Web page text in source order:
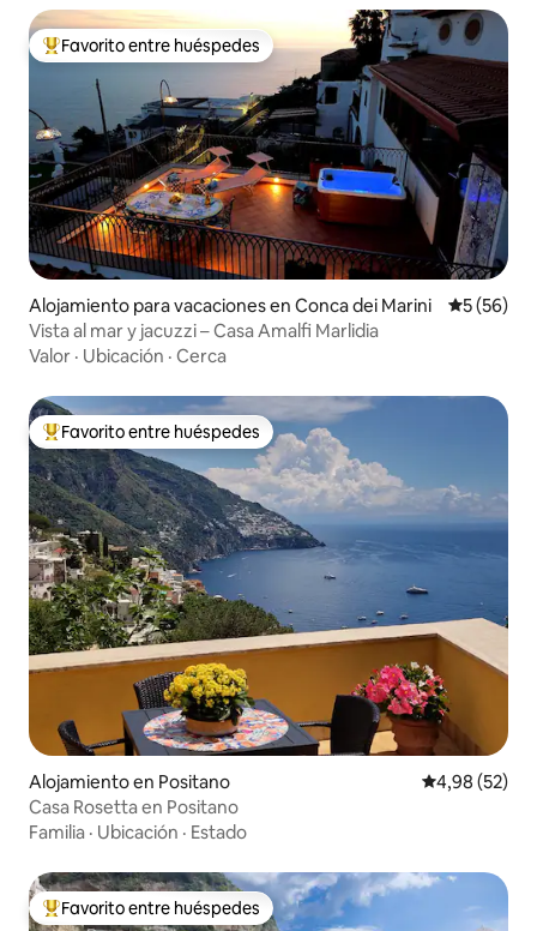
Favorito entre los huéspedes más destacados
Favorito entre huéspedes
Alojamiento para vacaciones en Conca dei Marini
5 (56)
Vista al mar y jacuzzi – Casa Amalfi Marlidia
Valor · Ubicación · Cerca
Favorito entre los huéspedes más destacados
Favorito entre huéspedes
Alojamiento en Positano Calificación
4,98 (52)
Casa Rosetta en Positano
Familia · Ubicación · Estado
Favorito entre los huéspedes más destacados
Favorito entre huéspedes